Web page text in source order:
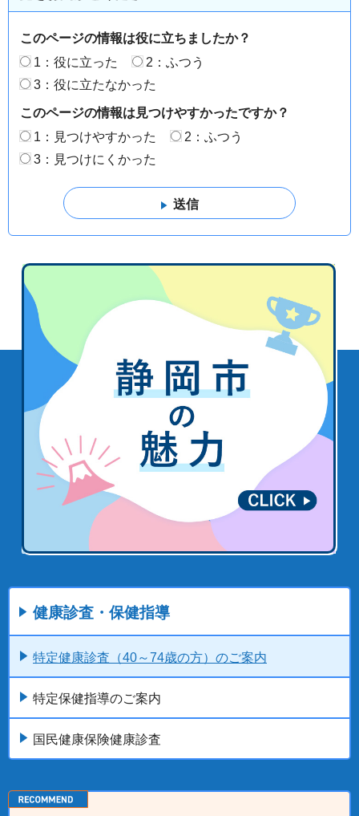
このページの情報は役に立ちましたか？
1：役に立った
2：ふつう
3：役に立たなかった
このページの情報は見つけやすかったですか？
1：見つけやすかった
2：ふつう
3：見つけにくかった
健康診査・保健指導
特定健康診査（40～74歳の方）のご案内
特定保健指導のご案内
国民健康保険健康診査